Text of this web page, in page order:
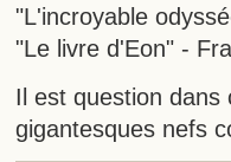
"L'incroyable
"Le livre d'Eon" -
Il est question dans
gigantesques nefs